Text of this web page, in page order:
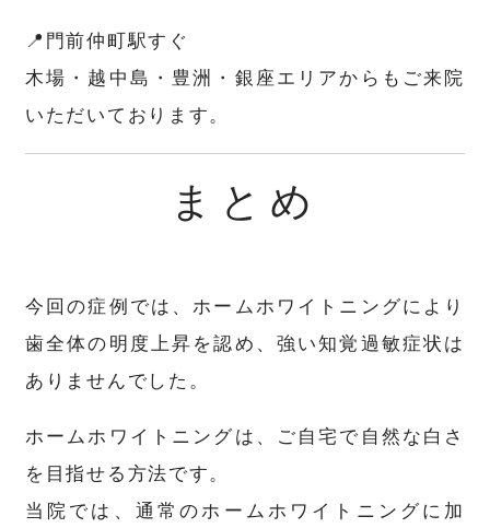
📍門前仲町駅すぐ
木場・越中島・豊洲・銀座エリアからもご来院
いただいております。
まとめ
今回の症例では、ホームホワイトニングにより
歯全体の明度上昇を認め、強い知覚過敏症状は
ありませんでした。
ホームホワイトニングは、ご自宅で自然な白さ
を目指せる方法です。
当院では、通常のホームホワイトニングに加